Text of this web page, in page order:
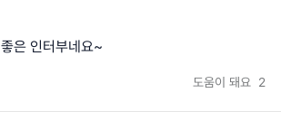
은 인터부네요~
도움이 돼요 2